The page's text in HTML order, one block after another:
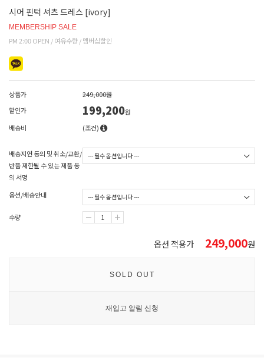
시어 핀턱 셔츠 드레스 [ivory]
MEMBERSHIP SALE
PM 2:00 OPEN / 여유수량 / 멤버십할인
상품가
249,000원
할인가
199,200원
배송비
(조건)
배송지연 동의 및 취소/교환/
반품 제한될 수 있는 제품 동
의 서명
옵션/배송안내
수량
옵션 적용가 249,000원
SOLD OUT
재입고 알림 신청